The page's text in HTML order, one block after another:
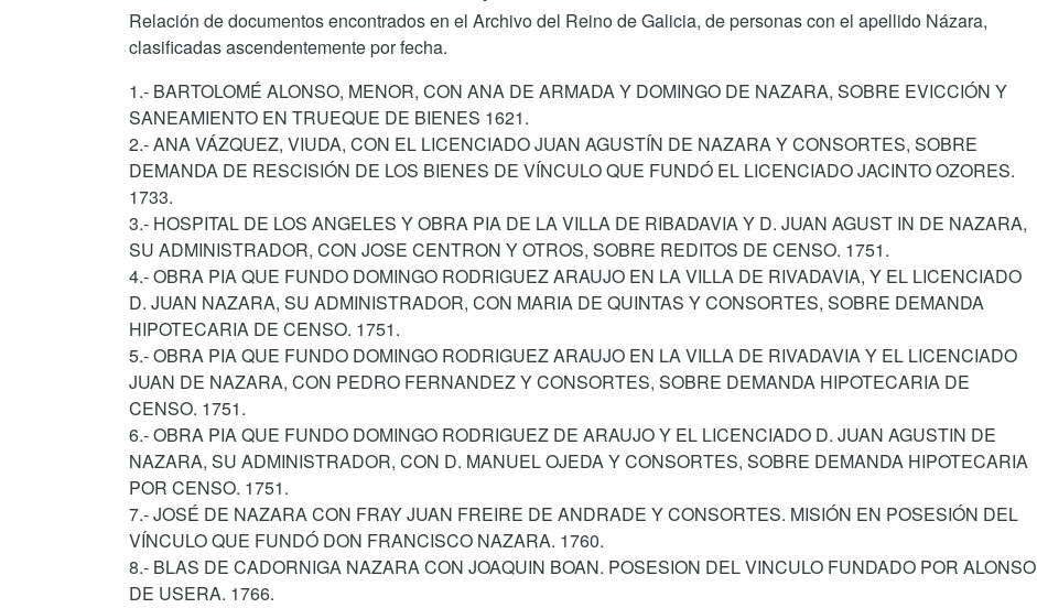
Relación de documentos encontrados en el Archivo del Reino de Galicia, de personas con el apellido Názara,
clasificadas ascendentemente por fecha.
1.- BARTOLOMÉ ALONSO, MENOR, CON ANA DE ARMADA Y DOMINGO DE NAZARA, SOBRE EVICCIÓN Y
SANEAMIENTO EN TRUEQUE DE BIENES 1621.
2.- ANA VÁZQUEZ, VIUDA, CON EL LICENCIADO JUAN AGUSTÍN DE NAZARA Y CONSORTES, SOBRE
DEMANDA DE RESCISIÓN DE LOS BIENES DE VÍNCULO QUE FUNDÓ EL LICENCIADO JACINTO OZORES.
1733.
3.- HOSPITAL DE LOS ANGELES Y OBRA PIA DE LA VILLA DE RIBADAVIA Y D. JUAN AGUST IN DE NAZARA,
SU ADMINISTRADOR, CON JOSE CENTRON Y OTROS, SOBRE REDITOS DE CENSO. 1751.
4.- OBRA PIA QUE FUNDO DOMINGO RODRIGUEZ ARAUJO EN LA VILLA DE RIVADAVIA, Y EL LICENCIADO
D. JUAN NAZARA, SU ADMINISTRADOR, CON MARIA DE QUINTAS Y CONSORTES, SOBRE DEMANDA
HIPOTECARIA DE CENSO. 1751.
5.- OBRA PIA QUE FUNDO DOMINGO RODRIGUEZ ARAUJO EN LA VILLA DE RIVADAVIA Y EL LICENCIADO
JUAN DE NAZARA, CON PEDRO FERNANDEZ Y CONSORTES, SOBRE DEMANDA HIPOTECARIA DE
CENSO. 1751.
6.- OBRA PIA QUE FUNDO DOMINGO RODRIGUEZ DE ARAUJO Y EL LICENCIADO D. JUAN AGUSTIN DE
NAZARA, SU ADMINISTRADOR, CON D. MANUEL OJEDA Y CONSORTES, SOBRE DEMANDA HIPOTECARIA
POR CENSO. 1751.
7.- JOSÉ DE NAZARA CON FRAY JUAN FREIRE DE ANDRADE Y CONSORTES. MISIÓN EN POSESIÓN DEL
VÍNCULO QUE FUNDÓ DON FRANCISCO NAZARA. 1760.
8.- BLAS DE CADORNIGA NAZARA CON JOAQUIN BOAN. POSESION DEL VINCULO FUNDADO POR ALONSO
DE USERA. 1766.